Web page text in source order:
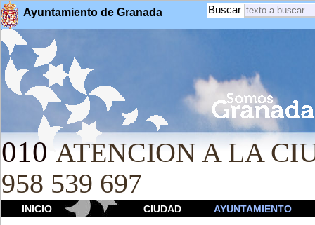
Ayuntamiento de Granada Buscar
010 ATENCION A LA
958 539 697
INICIO CIUDAD AYUNTAMIENTO